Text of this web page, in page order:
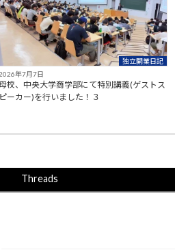
独立開業日記
年7月7日
校、中央大学商学部にて特別講義(ゲストス
ピーカー)を行いました！３
Threads